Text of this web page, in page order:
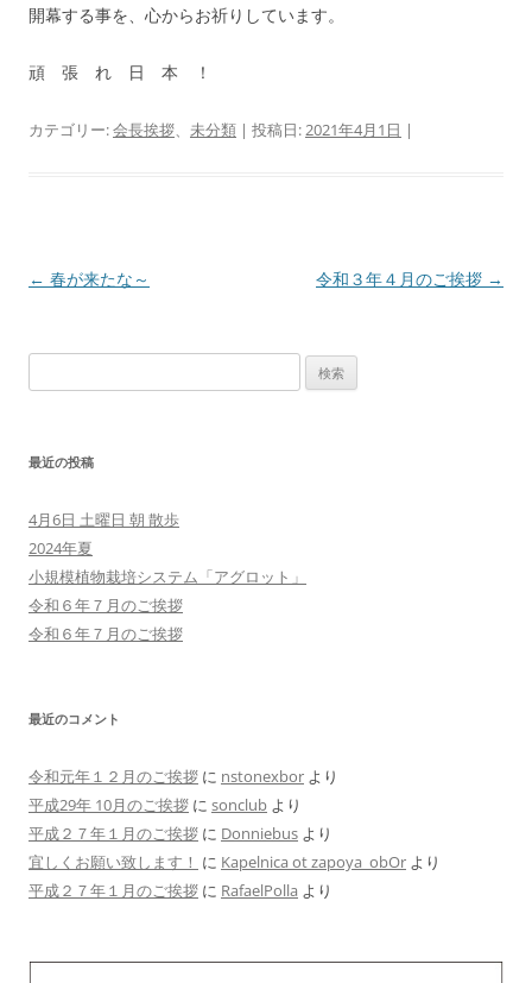
開幕する事を、心からお祈りしています。
頑 張 れ 日 本 ！
カテゴリー:会長挨拶、 未分類 | 投稿日:2021年4月1日 |
投
ョ
ン
← 春が来たな～ 令和３年４月のご挨拶 →
索:
最近の投稿
4月6日 土曜日 朝 散歩
2024年夏
小規模植物栽培システム「アグロット」
令和６年７月のご挨拶
令和６年７月のご挨拶
最近のコメント
令和元年１２月のご挨拶 に nstonexbor より
平成29年 10月のご挨拶 に sonclub より
平成２７年１月のご挨拶 に Donniebus より
宜しくお願い致します！ に Kapelnica ot zapoya_obOr より
平成２７年１月のご挨拶 に RafaelPolla より